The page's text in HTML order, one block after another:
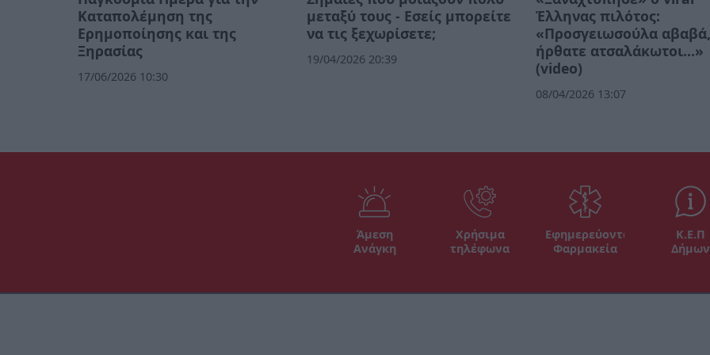
Καταπολέμηση της
Ερημοποίησης και της
Ξηρασίας
17/06/2026 10:30
μεταξύ τους - Εσείς μπορείτε
να τις ξεχωρίσετε;
19/04/2026 20:39
Έλληνας πιλότος:
«Προσγειωσούλα
ήρθατε ατσαλάκωτοι...»
(video)
08/04/2026 13:07
Άμεση
Ανάγκη
Χρήσιμα
τηλέφωνα
Εφημερεύοντα
Φαρμακεία
Κ.Ε.Π
Δήμων